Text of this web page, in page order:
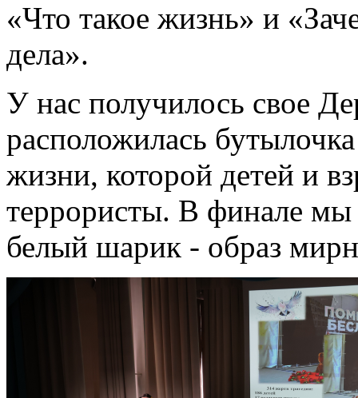
«Что такое жизнь» и
дела».
У нас получилось свое
расположилась
жизни, которой детей и
террористы. В финале мы
белый шарик - образ